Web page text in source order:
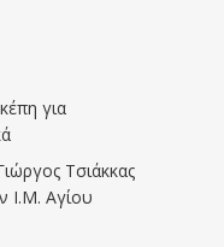
για
Τσιάκκας
Ι.Μ. Αγίου